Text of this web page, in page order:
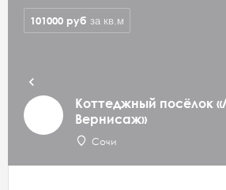
Коттеджный посёлок
Вернисаж»
Сочи
101000 руб за кв.м